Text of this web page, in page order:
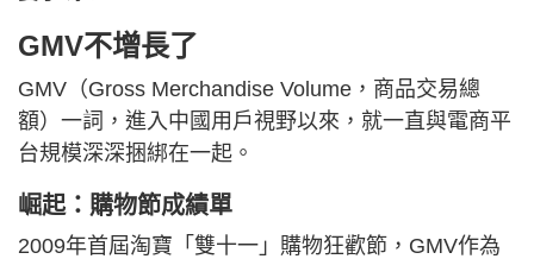
GMV不增長了
GMV（Gross Merchandise Volume，商品交易總
額）一詞，進入中國用戶視野以來，就一直與電商平
台規模深深捆綁在一起。
崛起：購物節成績單
2009年首屆淘寶「雙十一」購物狂歡節，GMV作為